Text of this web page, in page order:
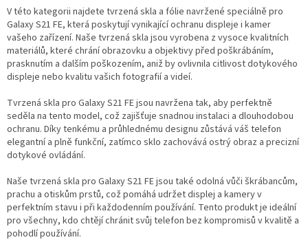
V této kategorii najdete tvrzená skla a fólie navržené speciálně pro
Galaxy S21 FE, která poskytují vynikající ochranu displeje i kamer
vašeho zařízení. Naše tvrzená skla jsou vyrobena z vysoce kvalitních
materiálů, které chrání obrazovku a objektivy před poškrábáním,
prasknutím a dalším poškozením, aniž by ovlivnila citlivost dotykového
displeje nebo kvalitu vašich fotografií a videí.
Tvrzená skla pro Galaxy S21 FE jsou navržena tak, aby perfektně
seděla na tento model, což zajišťuje snadnou instalaci a dlouhodobou
ochranu. Díky tenkému a průhlednému designu zůstává váš telefon
elegantní a plně funkční, zatímco sklo zachovává ostrý obraz a precizní
dotykové ovládání.
Naše tvrzená skla pro Galaxy S21 FE jsou také odolná vůči škrábancům,
prachu a otiskům prstů, což pomáhá udržet displej a kamery v
perfektním stavu i při každodenním používání. Tento produkt je ideální
pro všechny, kdo chtějí chránit svůj telefon bez kompromisů v kvalitě a
pohodlí používání.